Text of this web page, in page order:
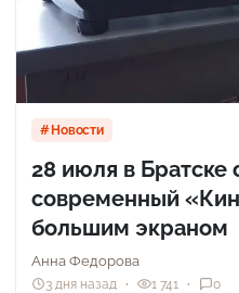
Новости
28 июля в Братске
современный
большим экраном
Анна Федорова
3 дня назад 1 741 0